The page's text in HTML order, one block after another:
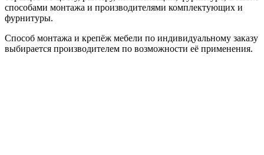
способами монтажа и производителями комплектующих и
фурнитуры.
Способ монтажа и крепёж мебели по индивидуальному заказу
выбирается производителем по возможности её применения.